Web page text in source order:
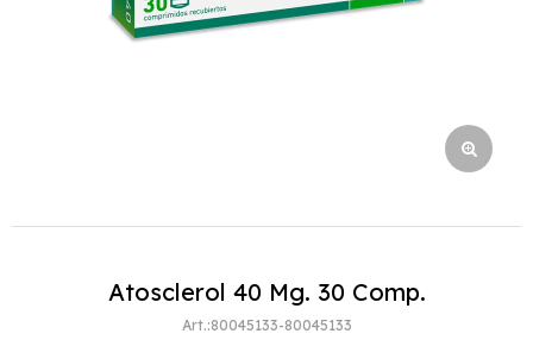
Atosclerol 40 Mg. 30 Comp.
80045133-80045133